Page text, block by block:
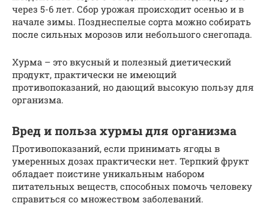
через 5-6 лет. Сбор урожая происходит осенью и в
начале зимы. Позднеспелые сорта можно собирать
после сильных морозов или небольшого снегопада.
Хурма – это вкусный и полезный диетический
продукт, практически не имеющий
противопоказаний, но дающий высокую пользу для
организма.
Вред и польза хурмы для организма
Противопоказаний, если принимать ягоды в
умеренных дозах практически нет. Терпкий фрукт
обладает поистине уникальным набором
питательных веществ, способных помочь человеку
справиться со множеством заболеваний.